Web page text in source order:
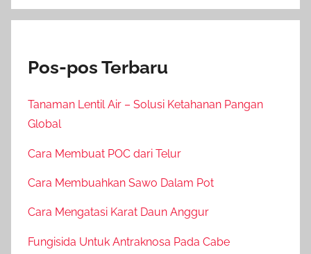
Pos-pos Terbaru
Tanaman Lentil Air – Solusi Ketahanan Pangan
Global
Cara Membuat POC dari Telur
Cara Membuahkan Sawo Dalam Pot
Cara Mengatasi Karat Daun Anggur
Fungisida Untuk Antraknosa Pada Cabe